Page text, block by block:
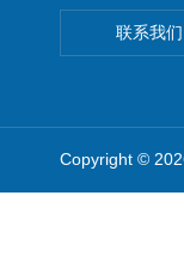
联系我们
Copyright ©